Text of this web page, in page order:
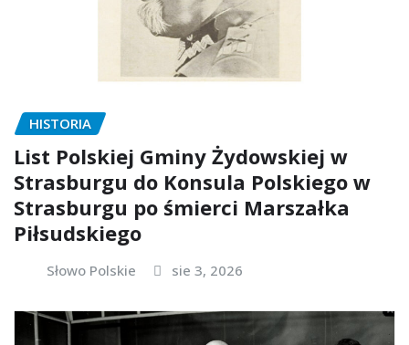
HISTORIA
List Polskiej Gminy Żydowskiej w
Strasburgu do Konsula Polskiego w
Strasburgu po śmierci Marszałka
Piłsudskiego
Słowo Polskie sie 3, 2026